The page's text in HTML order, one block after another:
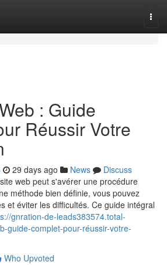
: Guide
Réussir Votre
29 days ago News
Discuss
web peut s'avérer une procédure
méthode bien définie, vous pouvez
et éviter les difficultés. Ce guide intégral
gnration-de-leads383574.total-
guide-complet-pour-réussir-votre-
Who Upvoted